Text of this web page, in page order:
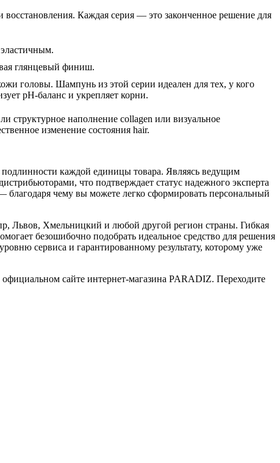
Каждая серия — это законченное решение для
глянцевый финиш.
головы. Шампунь из этой серии идеален для тех, у кого
pH-баланс и укрепляет корни.
структурное наполнение collagen или визуальное
изменение состояния hair.
каждой единицы товара. Являясь ведущим
что подтверждает статус надежного эксперта
чему вы можете легко сформировать персональный
Львов, Хмельницкий и любой другой регион страны. Гибкая
безошибочно подобрать идеальное средство для решения
сервиса и гарантированному результату, которому уже
сайте интернет-магазина PARADIZ. Переходите